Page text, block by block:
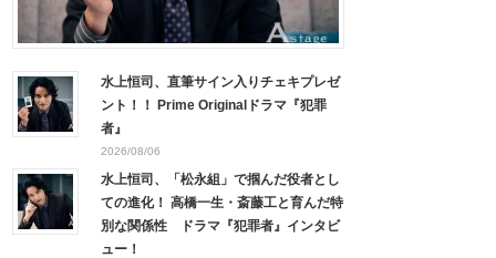
水上恒司、直筆サイン入りチェキプレゼ
ント！！ Prime Originalドラマ『犯罪
者』
2026/08/06
水上恒司、「松永組」で掴んだ役者とし
ての進化！ 高橋一生・斎藤工と育んだ特
別な関係性 ドラマ『犯罪者』インタビ
ュー！